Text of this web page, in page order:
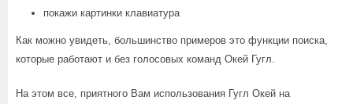
покажи картинки клавиатура
Как можно увидеть, большинство примеров это функции поиска,
которые работают и без голосовых команд Окей Гугл.
На этом все, приятного Вам использования Гугл Окей на